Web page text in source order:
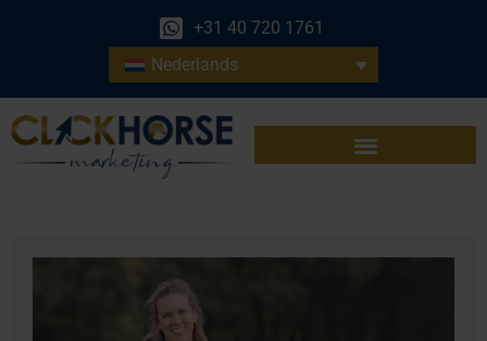
+31 40 720 1761
Nederlands